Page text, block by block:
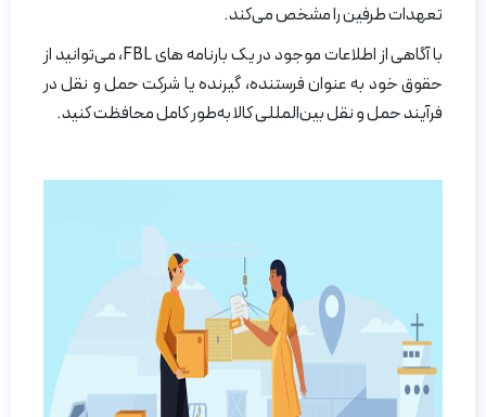
تعهدات طرفین را مشخص می‌کند.
با آگاهی از اطلاعات موجود در یک بارنامه های FBL، می‌توانید از
حقوق خود به عنوان فرستنده، گیرنده یا شرکت حمل و نقل در
فرآیند حمل و نقل بین‌المللی کالا به‌طور کامل محافظت کنید.